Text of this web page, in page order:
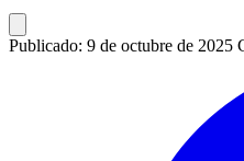
Publicado: 9 de octubre de 2025